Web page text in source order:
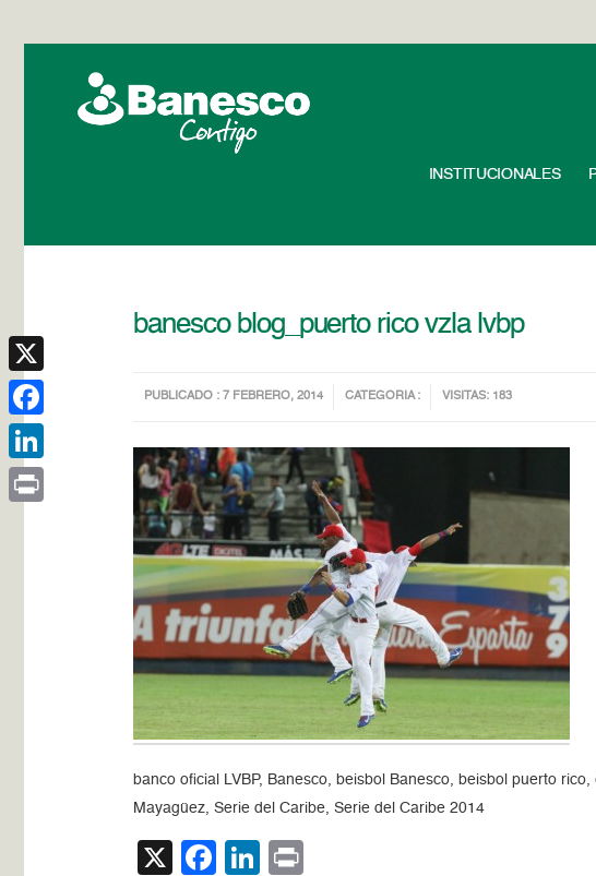
INSTITUCIONALES
banesco blog_puerto rico vzla lvbp
PUBLICADO : 7 FEBRERO, 2014 CATEGORIA : VISITAS: 183
banco oficial LVBP, Banesco, beisbol Banesco, beisbol puerto
Mayagüez, Serie del Caribe, Serie del Caribe 2014
X Facebook
LinkedIn
X
Facebook
LinkedIn